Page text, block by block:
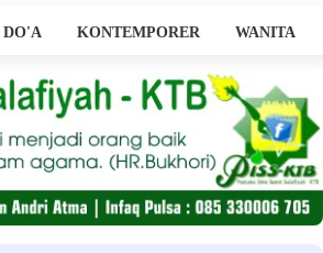
DO'A KONTEMPORER WANITA